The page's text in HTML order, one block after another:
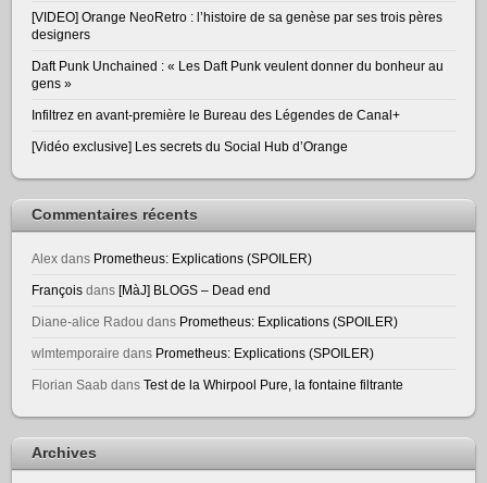
[VIDEO] Orange NeoRetro : l’histoire de sa genèse par ses trois pères
designers
Daft Punk Unchained : « Les Daft Punk veulent donner du bonheur au
gens »
Infiltrez en avant-première le Bureau des Légendes de Canal+
[Vidéo exclusive] Les secrets du Social Hub d’Orange
Commentaires récents
Alex dans Prometheus: Explications (SPOILER)
François dans[MàJ] BLOGS – Dead end
Diane-alice Radou dans Prometheus: Explications (SPOILER)
wlmtemporaire dans Prometheus: Explications (SPOILER)
Florian Saab dansTest de la Whirpool Pure, la fontaine filtrante
Archives